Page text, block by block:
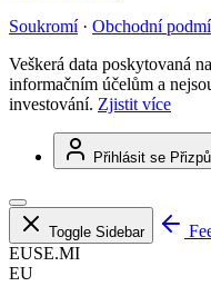
Soukromí · Obchodní
Veškerá data poskytovaná
informačním účelům a
investování. Zjistit více
Přihlásit se
Toggle Sidebar
EUSE.MI
EU